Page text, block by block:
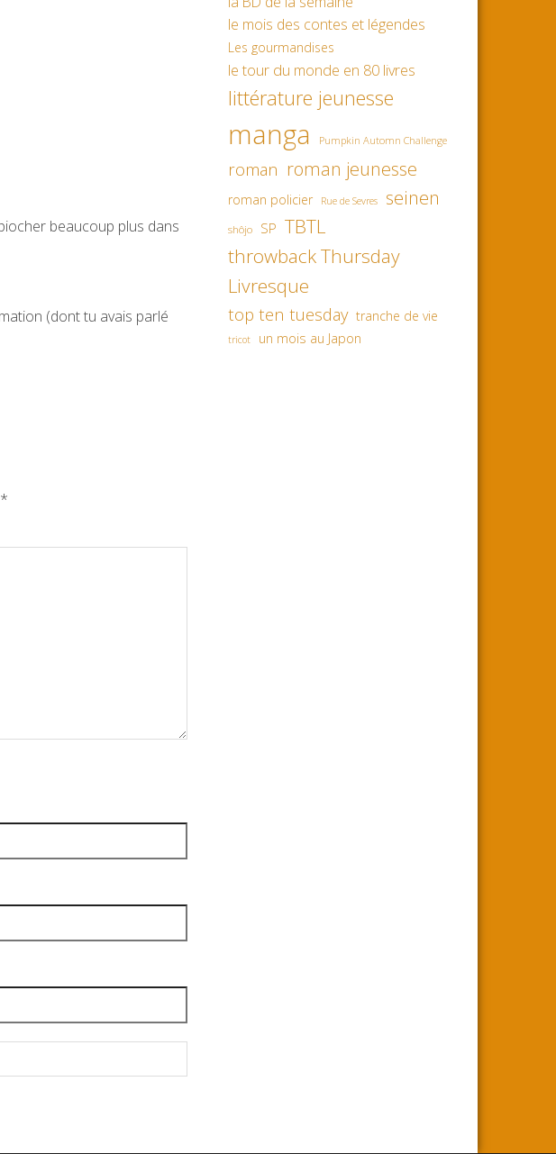
beaucoup plus dans
(dont tu avais parlé
*
le mois des contes et légendes
Les gourmandises
le tour du monde en 80 livres
littérature jeunesse
manga Pumpkin Automn Challenge
roman roman jeunesse
roman policier Rue de Sevres seinen
shôjo SP TBTL
throwback Thursday
Livresque
top ten tuesday tranche de vie
tricot un mois au Japon